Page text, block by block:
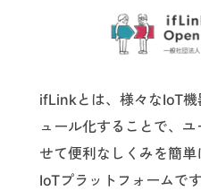
ifLinkとは、様々なIoT
ュール化することで、
せて便利なしくみを簡
IoTプラットフォームで